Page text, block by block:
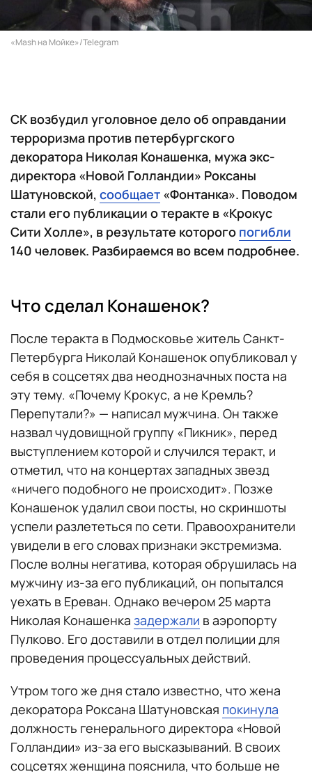
«Mash на Мойке»/Telegram
СК возбудил уголовное дело об оправдании
терроризма против петербургского
декоратора Николая Конашенка, мужа экс-
директора «Новой Голландии» Роксаны
Шатуновской, сообщает «Фонтанка». Поводом
стали его публикации о теракте в «Крокус
Сити Холле», в результате которого погибли
140 человек. Разбираемся во всем подробнее.
Что сделал Конашенок?
После теракта в Подмосковье житель Санкт-
Петербурга Николай Конашенок опубликовал у
себя в соцсетях два неоднозначных поста на
эту тему. «Почему Крокус, а не Кремль?
Перепутали?» — написал мужчина. Он также
назвал чудовищной группу «Пикник», перед
выступлением которой и случился теракт, и
отметил, что на концертах западных звезд
«ничего подобного не происходит». Позже
Конашенок удалил свои посты, но скриншоты
успели разлететься по сети. Правоохранители
увидели в его словах признаки экстремизма.
После волны негатива, которая обрушилась на
мужчину из-за его публикаций, он попытался
уехать в Ереван. Однако вечером 25 марта
Николая Конашенка задержали в аэропорту
Пулково. Его доставили в отдел полиции для
проведения процессуальных действий.
Утром того же дня стало известно, что жена
декоратора Роксана Шатуновская покинула
должность генерального директора «Новой
Голландии» из-за его высказываний. В своих
соцсетях женщина пояснила, что больше не